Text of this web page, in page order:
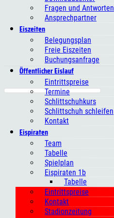
Fragen und Antworten
Ansprechpartner
Eiszeiten
Belegungsplan
Freie Eiszeiten
Buchungsanfrage
Öffentlicher Eislauf
Eintrittspreise
Termine
Schlittschuhkurs
Schlittschuh schleifen
Kontakt
Eispiraten
Team
Tabelle
Spielplan
Eispiraten 1b
Tabelle
Eintrittspreise
Kontakt
Stadionzeitung